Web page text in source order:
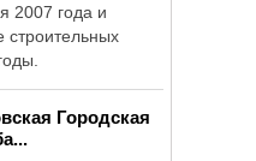
2007 года и
строительных
Городская